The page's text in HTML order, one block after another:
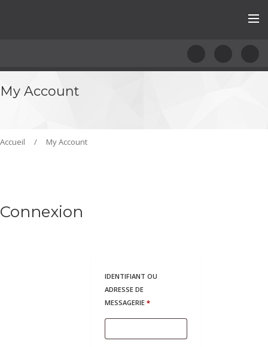
My Account
Accueil / My Account
Connexion
IDENTIFIANT OU
ADRESSE DE
MESSAGERIE *OBLIGATOIRE